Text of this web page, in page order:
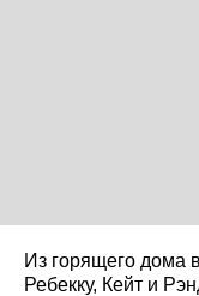
Из горящего дома
Ребекку, Кейт и